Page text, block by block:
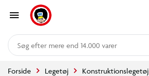
mere end 14.000 varer
Forside Legetøj Konstruktionslegetøj